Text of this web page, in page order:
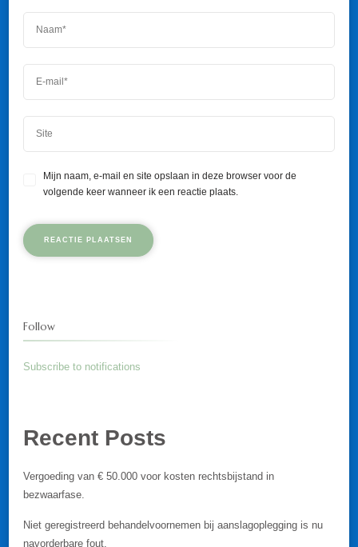
Mijn naam, e-mail en site opslaan in deze browser voor de
volgende keer wanneer ik een reactie plaats.
Follow
Subscribe to notifications
Recent Posts
Vergoeding van € 50.000 voor kosten rechtsbijstand in
bezwaarfase.
Niet geregistreerd behandelvoornemen bij aanslagoplegging is nu
navorderbare fout.